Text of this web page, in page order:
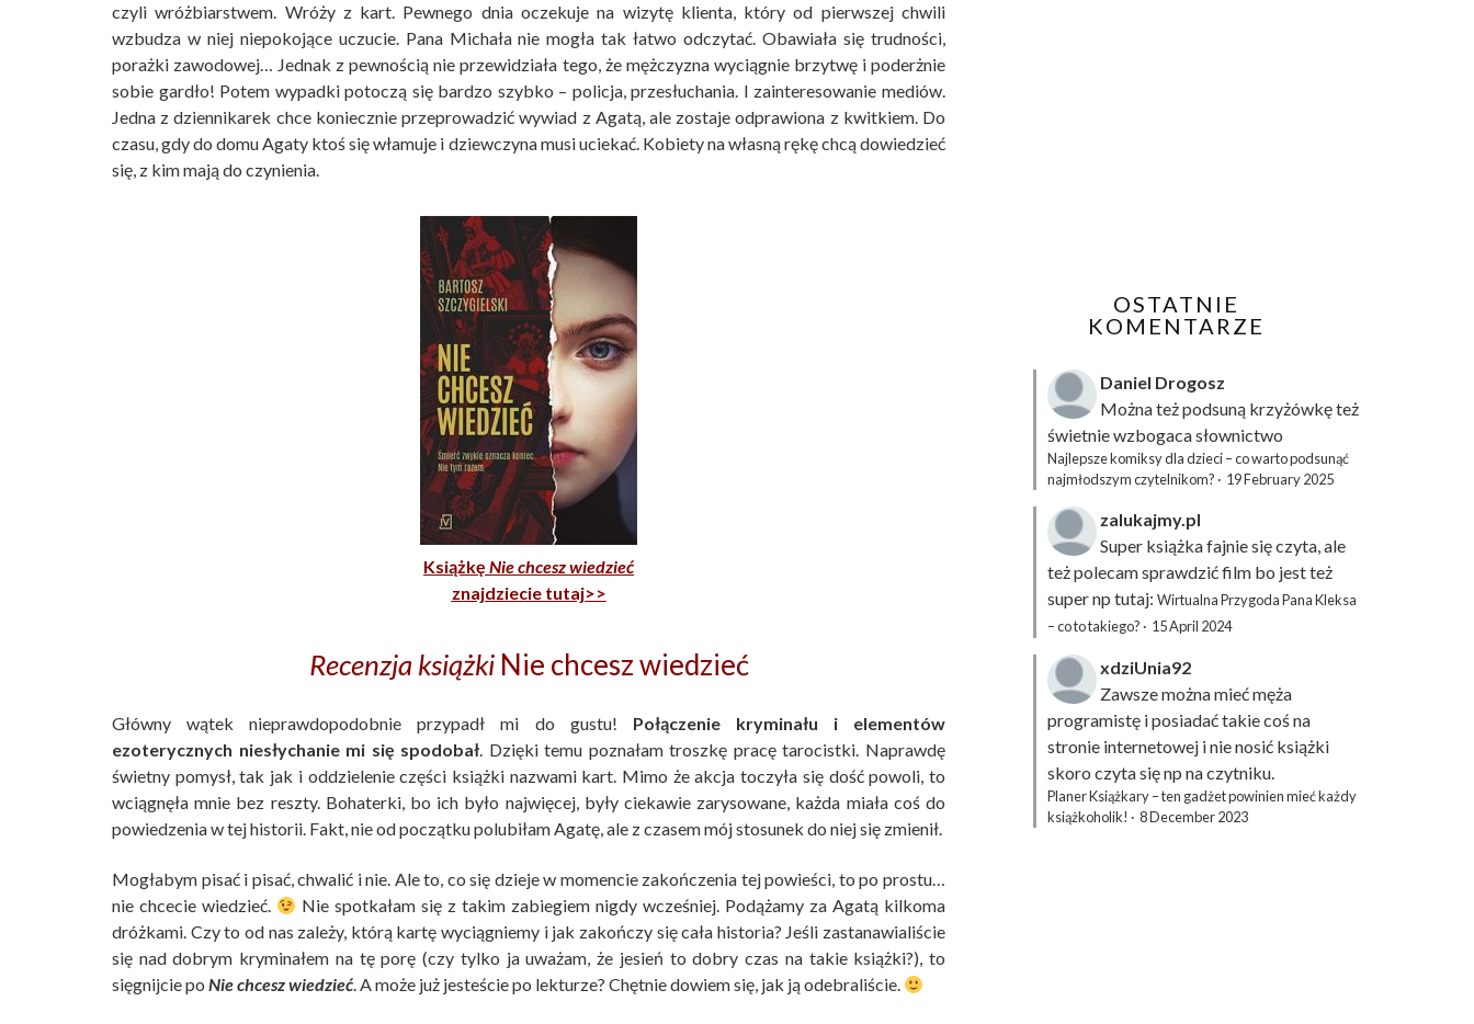
czyli wróżbiarstwem. Wróży z kart. Pewnego dnia oczekuje na wizytę klienta, który od pierwszej chwili
wzbudza w niej niepokojące uczucie. Pana Michała nie mogła tak łatwo odczytać. Obawiała się trudności,
porażki zawodowej… Jednak z pewnością nie przewidziała tego, że mężczyzna wyciągnie brzytwę i poderżnie
sobie gardło! Potem wypadki potoczą się bardzo szybko – policja, przesłuchania. I zainteresowanie mediów.
Jedna z dziennikarek chce koniecznie przeprowadzić wywiad z Agatą, ale zostaje odprawiona z kwitkiem. Do
czasu, gdy do domu Agaty ktoś się włamuje i dziewczyna musi uciekać. Kobiety na własną rękę chcą dowiedzieć
się, z kim mają do czynienia.
Książkę Nie chcesz wiedzieć
znajdziecie tutaj>>
Recenzja książkiNie chcesz wiedzieć
Główny wątek nieprawdopodobnie przypadł mi do gustu! Połączenie kryminału i elementów
ezoterycznych niesłychanie mi się spodobał. Dzięki temu poznałam troszkę pracę tarocistki. Naprawdę
świetny pomysł, tak jak i oddzielenie części książki nazwami kart. Mimo że akcja toczyła się dość powoli, to
wciągnęła mnie bez reszty. Bohaterki, bo ich było najwięcej, były ciekawie zarysowane, każda miała coś do
powiedzenia w tej historii. Fakt, nie od początku polubiłam Agatę, ale z czasem mój stosunek do niej się zmienił.
Mogłabym pisać i pisać, chwalić i nie. Ale to, co się dzieje w momencie zakończenia tej powieści, to po prostu…
nie chcecie wiedzieć.
Nie spotkałam się z takim zabiegiem nigdy wcześniej. Podążamy za Agatą kilkoma
dróżkami. Czy to od nas zależy, którą kartę wyciągniemy i jak zakończy się cała historia? Jeśli zastanawialiście
się nad dobrym kryminałem na tę porę (czy tylko ja uważam, że jesień to dobry czas na takie książki?), to
sięgnijcie po Nie chcesz wiedzieć. A może już jesteście po lekturze? Chętnie dowiem się, jak ją odebraliście.
OSTATNIE
KOMENTARZE
Daniel Drogosz
Można też podsuną krzyżówkęteż
świetnie wzbogaca słownictwo
Najlepsze komiksy dla dzieci – co warto podsunąć
najmłodszym czytelnikom? · 19 February 2025
zalukajmy.pl
Super książka fajnie się czyta, ale
też polecam sprawdzić film bo jest też
super np tutaj: Wirtualna Przygoda Pana Kleksa
– co to takiego? · 15 April 2024
xdziUnia92
Zawsze można mieć męża
programistę i posiadać takie coś na
stronie internetowej i nie nosić książki
skoro czyta się np na czytniku.
Planer Książkary – ten gadżet powinien mieć każdy
książkoholik! · 8 December 2023